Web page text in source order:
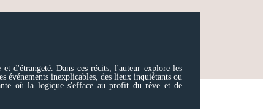
d'étrangeté. Dans ces récits, l'auteur explore les
événements inexplicables, des lieux inquiétants ou
où la logique s'efface au profit du rêve et de